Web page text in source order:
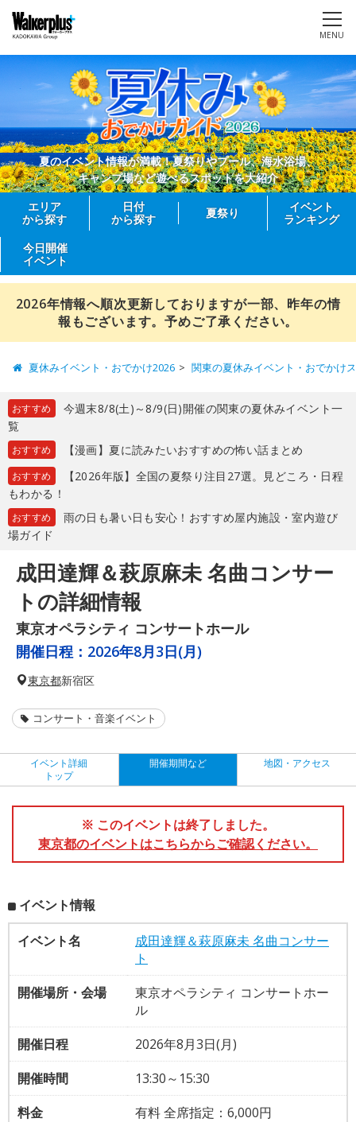
MENU
夏のイベント情報が満載！夏祭りやプール、海水浴場、
キャンプ場など遊べるスポットを大紹介
エリア
から探す
日付
から探す
夏祭り
イベント
ランキング
今日開催
イベント
2026年情報へ順次更新しておりますが一部、昨年の情
報もございます。予めご了承ください。
夏休みイベント・おでかけ2026 関東の夏休みイベント・おでかけ
おすすめ
今週末8/8(土)～8/9(日)開催の関東の夏休みイベント一
覧
おすすめ 【漫画】夏に読みたいおすすめの怖い話まとめ
おすすめ
【2026年版】全国の夏祭り注目27選。見どころ・日程
もわかる！
おすすめ
雨の日も暑い日も安心！おすすめ屋内施設・室内遊び
場ガイド
成田達輝＆萩原麻未 名曲コンサー
トの詳細情報
東京オペラシティ コンサートホール
開催日程： 2026年8月3日(月)
東京都新宿区
コンサート・音楽イベント
イベント詳細
トップ
開催期間など 地図・アクセス
※ このイベントは終了しました。
東京都のイベントはこちらからご確認ください。
イベント情報
イベント名
成田達輝＆萩原麻未 名曲コンサー
ト
開催場所・会場
東京オペラシティ コンサートホー
ル
開催日程
2026年8月3日(月)
開催時間
13:30～15:30
料金
有料 全席指定：6,000円